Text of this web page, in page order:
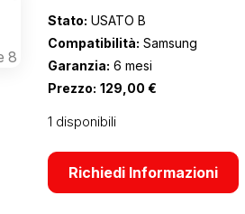
Stato: USATO B
Compatibilità: Samsung
Garanzia: 6 mesi
Prezzo: 129,00 €
1 disponibili
Richiedi Informazioni